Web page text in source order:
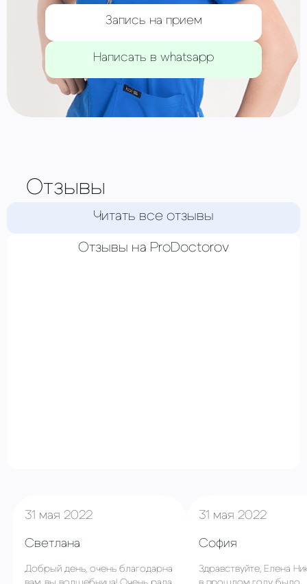
Запись на прием
Написать в whatsapp
Отзывы
Отзывы на ProDoctorov
Читать все отзывы
31 мая 2022
Светлана
Добрый день, очень благодарна
31 мая 2022
София
Здравствуйте, Елена